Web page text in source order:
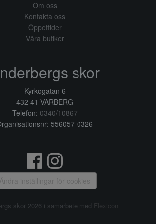
Om oss
Kontakta oss
Öppettider
Våra butiker
skor
Kyrkogatan 6
432 41 VARBERG
Telefon: 0340/10867
556057-0326
Ändra inställingar för cookies
skor 2026 i samarbete med Flexicon